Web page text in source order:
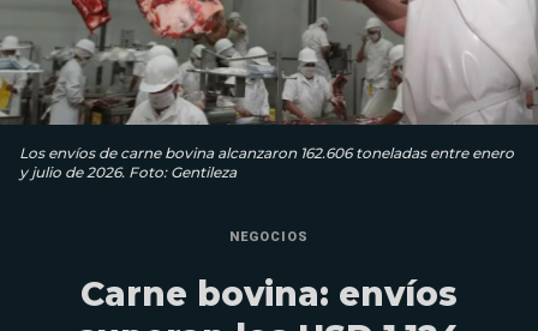
Los envíos de carne bovina alcanzaron 162.606 toneladas entre enero
y julio de 2026. Foto: Gentileza
NEGOCIOS
Carne bovina: envíos